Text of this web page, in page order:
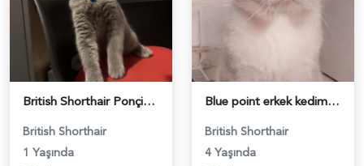
British Shorthair Ponçiğim Eş Arıyor - 118984654
British Shorthair
1 Yaşında
Blue point erkek kedimize dişi eş arıyoruz - 118984655
British Shorthair
4 Yaşında